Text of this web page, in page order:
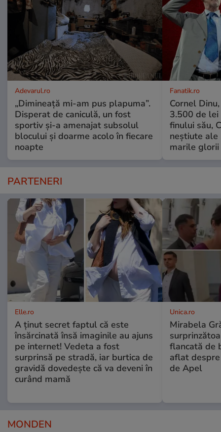
Adevarul.ro
„Dimineață mi-am pus plapuma”.
Disperat de caniculă, un fost
sportiv și-a amenajat subsolul
blocului și doarme acolo în fiecare
noapte
Fanatik.ro
Cornel
3.500 de lei
finului său,
neștiute
marile
PARTENERI
Elle.ro
A ținut secret faptul că este
însărcinată însă imaginile au ajuns
pe internet! Vedeta a fost
surprinsă pe stradă, iar burtica de
gravidă dovedește că va deveni în
curând mamă
Unica.ro
Mirabela
flancată de
aflat
de Apel
MONDEN